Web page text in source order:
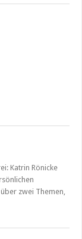
Katrin Rönicke
zwei Themen,